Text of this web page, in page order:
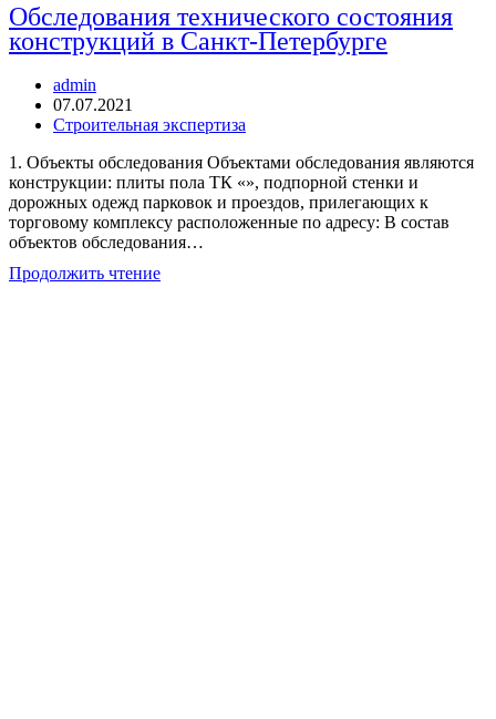
Обследования технического состояния
конструкций в Санкт-Петербурге
Автор
записи:
admin
Запись
опубликована:
07.07.2021
Рубрика
Строительная экспертиза
1. Объекты обследования Объектами обследования являются
конструкции: плиты пола ТК «», подпорной стенки и
дорожных одежд парковок и проездов, прилегающих к
торговому комплексу расположенные по адресу: В состав
объектов обследования…
Продолжить чтениеОбследования